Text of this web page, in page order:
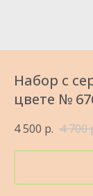
Набор с
цвете №
4 500 р. 4 700